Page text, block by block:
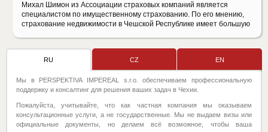
Mихал Шимон из Ассоциации страховых компаний является
специалистом по имущественному страхованию. По его мнению,
страхование недвижимости в Чешской Республике имеет большую
RU CZ EN
Мы в PERSPEKTIVA IMPEREAL s.r.o. обеспечиваем профессиональную
поддержку и консалтинг для решения ваших задач в Чехии.
Пожалуйста, учитывайте, что как частная компания мы оказываем
консультационные услуги, а не государственные. Мы не выдаем визы или
официальные документы, но делаем всё возможное, чтобы ваша